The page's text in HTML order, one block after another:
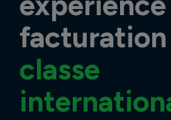
facturation
classe